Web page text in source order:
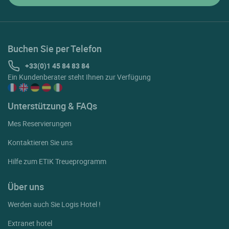
Buchen Sie per Telefon
+33(0)1 45 84 83 84
Ein Kundenberater steht Ihnen zur Verfügung
Unterstützung & FAQs
Mes Reservierungen
Kontaktieren Sie uns
Hilfe zum ETIK Treueprogramm
Über uns
Werden auch Sie Logis Hotel !
Extranet hotel